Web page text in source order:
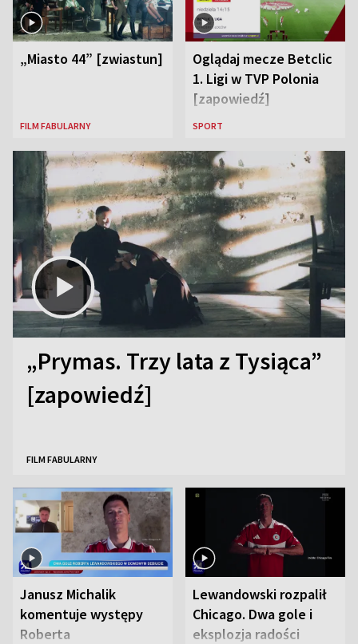
„Miasto 44” [zwiastun]
FILM FABULARNY
Oglądaj mecze Betclic
1. Ligi w TVP Polonia
[zapowiedź]
SPORT
„Prymas. Trzy lata z Tysiąca”
[zapowiedź]
FILM FABULARNY
Janusz Michalik
komentuje występy
Roberta
Lewandowski rozpalił
Chicago. Dwa gole i
eksplozja radości